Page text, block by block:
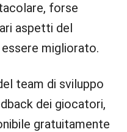
forse
aspetti del
migliorato.
team di sviluppo
dei giocatori,
gratuitamente